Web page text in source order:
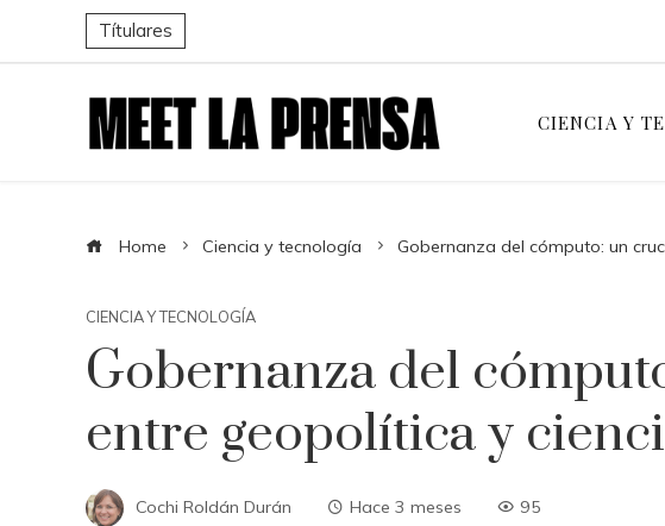
Títulares
CIENCIA Y
Home Ciencia y tecnología Gobernanza del cómputo: un
CIENCIA Y TECNOLOGÍA
Gobernanza del
entre geopolítica y
Cochi Roldán Durán Hace 3 meses 95